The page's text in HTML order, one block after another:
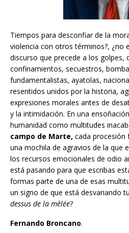
Tiempos para desconfiar de la
violencia con otros términos?, ¿no
discurso que precede a los golpes,
confinamientos, secuestros,
fundamentalistas, ayatolas,
resentidos unidos por la historia,
expresiones morales antes de
y la intimidación. En una
humanidad como multitudes
campo de Marte, cada procesión
una mochila de agravios de la que
los recursos emocionales de odio
está pasando para que escribas
formas parte de una de esas
un signo de que está desvariando
dessus de la mêlée?
Fernando Broncano.